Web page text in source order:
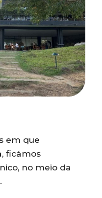
em que
ficámos
no meio da